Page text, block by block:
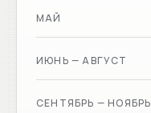
МАЙ
ИЮНЬ — АВГУСТ
СЕНТЯБРЬ — НОЯБРЬ